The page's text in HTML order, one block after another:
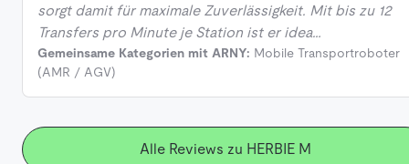
sorgt damit für maximale Zuverlässigkeit. Mit bis zu 12
Transfers pro Minute je Station ist er idea…
Gemeinsame Kategorien mit ARNY: Mobile Transportroboter
(AMR / AGV)
Alle Reviews zu HERBIE M